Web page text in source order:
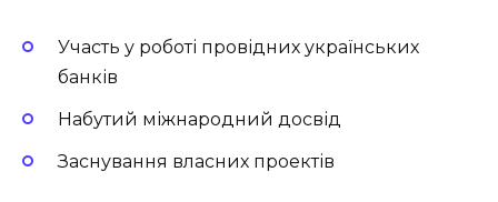
Участь у роботі провідних українських
банків
Набутий міжнародний досвід
Заснування власних проектів